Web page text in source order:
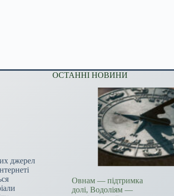
джерел
ОСТАННІ НОВИНИ
Овнам — підтримка
долі, Водоліям —